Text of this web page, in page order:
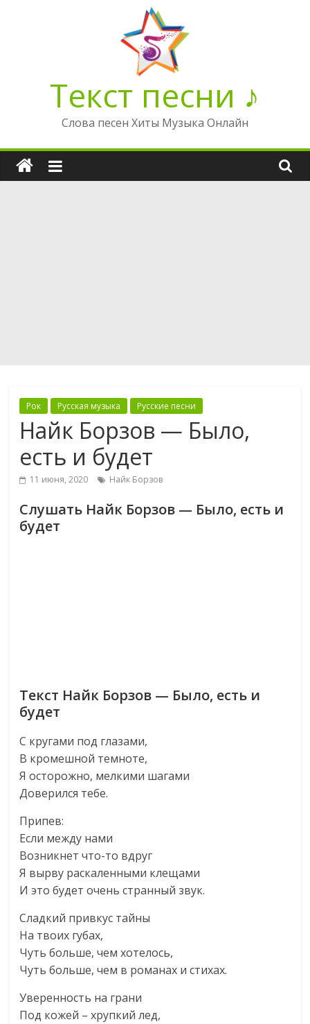
Текст песни ♪
Слова песен Хиты Музыка Онлайн
Рок Русская музыка Русские песни
Найк Борзов — Было,
есть и будет
11 июня, 2020 Найк Борзов
Слушать Найк Борзов — Было, есть и
будет
Текст Найк Борзов — Было, есть и
будет
С кругами под глазами,
В кромешной темноте,
Я осторожно, мелкими шагами
Доверился тебе.
Припев:
Если между нами
Возникнет что-то вдруг
Я вырву раскаленными клещами
И это будет очень странный звук.
Сладкий привкус тайны
На твоих губах,
Чуть больше, чем хотелось,
Чуть больше, чем в романах и стихах.
Уверенность на грани
Под кожей – хрупкий лед,